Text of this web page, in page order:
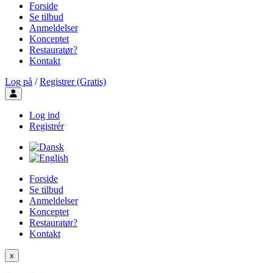
Forside
Se tilbud
Anmeldelser
Konceptet
Restauratør?
Kontakt
Log på / Registrer (Gratis)
Toggle user menu
Log ind
Registrér
Forside
Se tilbud
Anmeldelser
Konceptet
Restauratør?
Kontakt
x